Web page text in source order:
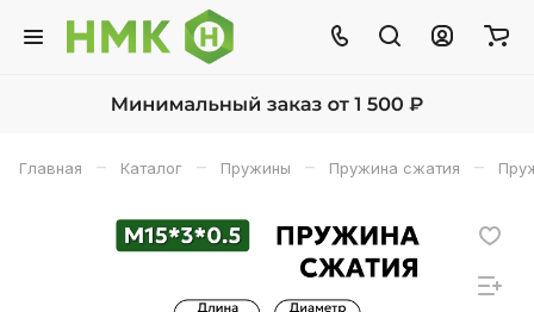
Главная – Каталог – Пружины – Пружина сжатия –